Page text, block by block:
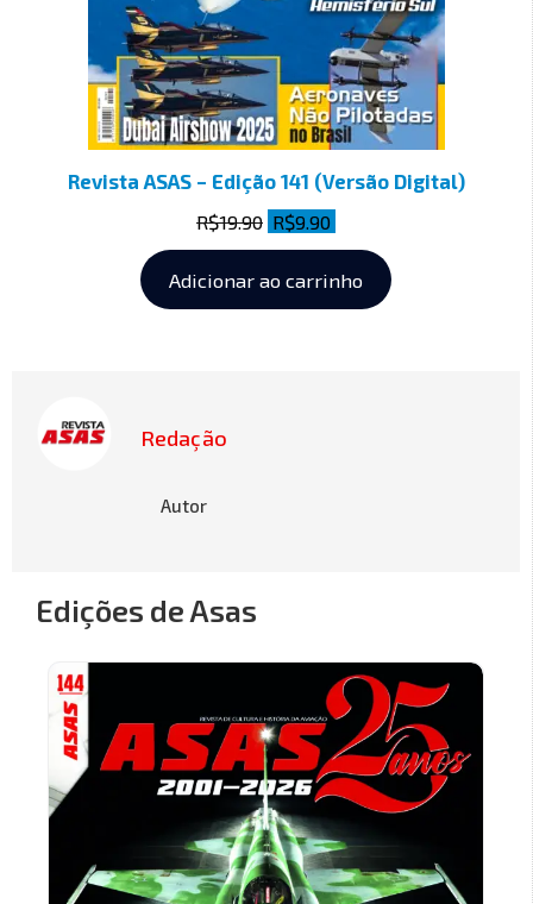
Revista ASAS – Edição 141 (Versão Digital)
R$19.90 R$9.90
Adicionar ao carrinho
Redação
Autor
Edições de Asas